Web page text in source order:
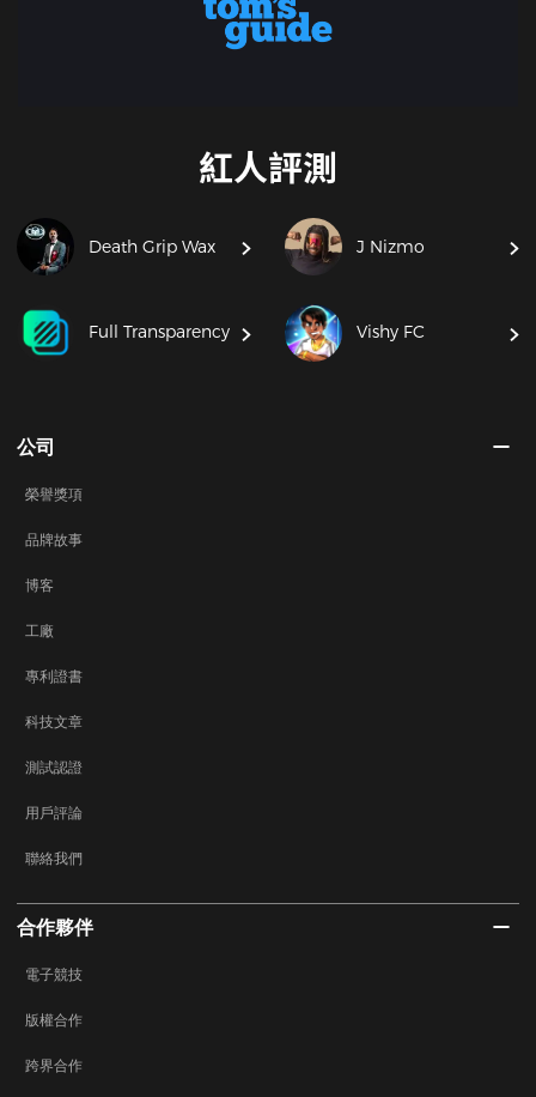
紅人評測
Death Grip Wax J Nizmo
Full Transparency Vishy FC
公司
榮譽獎項
品牌故事
博客
工廠
專利證書
科技文章
測試認證
用戶評論
聯絡我們
合作夥伴
電子競技
版權合作
跨界合作